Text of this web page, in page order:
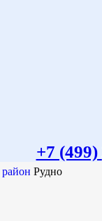
+7 (499)
Рудно